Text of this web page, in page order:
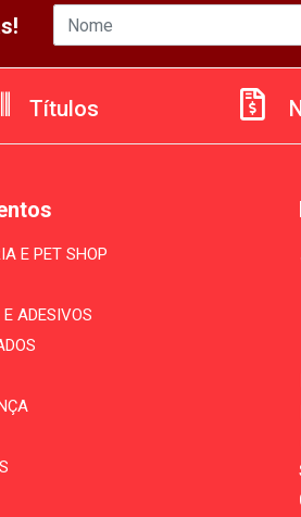
Títulos
E PET SHOP
ADESIVOS